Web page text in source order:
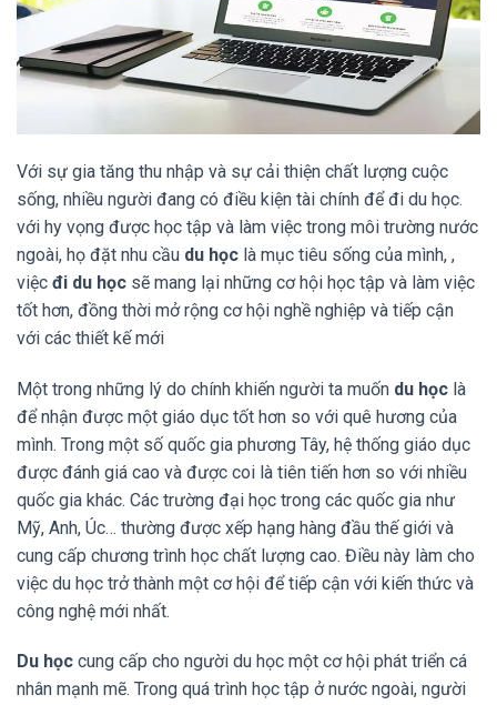
Với sự gia tăng thu nhập và sự cải thiện chất lượng cuộc
sống, nhiều người đang có điều kiện tài chính để đi du học.
với hy vọng được học tập và làm việc trong môi trường nước
ngoài, họ đặt nhu cầu du học là mục tiêu sống của mình, ,
việc đi du học sẽ mang lại những cơ hội học tập và làm việc
tốt hơn, đồng thời mở rộng cơ hội nghề nghiệp và tiếp cận
với các thiết kế mới
Một trong những lý do chính khiến người ta muốn du học là
để nhận được một giáo dục tốt hơn so với quê hương của
mình. Trong một số quốc gia phương Tây, hệ thống giáo dục
được đánh giá cao và được coi là tiên tiến hơn so với nhiều
quốc gia khác. Các trường đại học trong các quốc gia như
Mỹ, Anh, Úc… thường được xếp hạng hàng đầu thế giới và
cung cấp chương trình học chất lượng cao. Điều này làm cho
việc du học trở thành một cơ hội để tiếp cận với kiến thức và
công nghệ mới nhất.
Du học cung cấp cho người du học một cơ hội phát triển cá
nhân mạnh mẽ. Trong quá trình học tập ở nước ngoài, người